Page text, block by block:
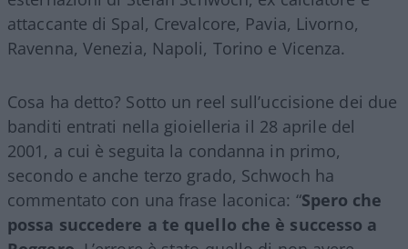
attaccante di Spal, Crevalcore, Pavia, Livorno,
Ravenna, Venezia, Napoli, Torino e Vicenza.
Cosa ha detto? Sotto un reel sull’uccisione dei due
banditi entrati nella gioielleria il 28 aprile del
2001, a cui è seguita la condanna in primo,
secondo e anche terzo grado, Schwoch ha
commentato con una frase laconica: “Spero che
possa succedere a te quello che è successo a